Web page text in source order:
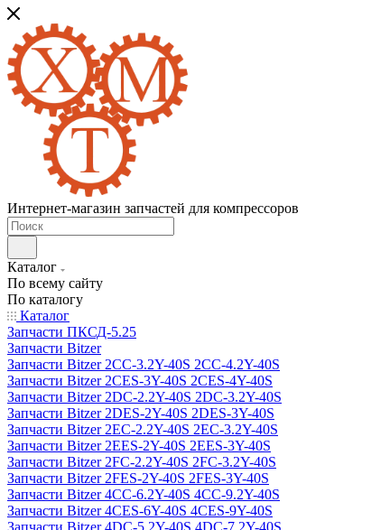
Интернет-магазин запчастей для компрессоров
Каталог
По всему сайту
По каталогу
Каталог
Запчасти ПКСД-5.25
Запчасти Bitzer
Запчасти Bitzer 2CC-3.2Y-40S 2CC-4.2Y-40S
Запчасти Bitzer 2CES-3Y-40S 2CES-4Y-40S
Запчасти Bitzer 2DC-2.2Y-40S 2DC-3.2Y-40S
Запчасти Bitzer 2DES-2Y-40S 2DES-3Y-40S
Запчасти Bitzer 2EC-2.2Y-40S 2EC-3.2Y-40S
Запчасти Bitzer 2EES-2Y-40S 2EES-3Y-40S
Запчасти Bitzer 2FC-2.2Y-40S 2FC-3.2Y-40S
Запчасти Bitzer 2FES-2Y-40S 2FES-3Y-40S
Запчасти Bitzer 4CC-6.2Y-40S 4CC-9.2Y-40S
Запчасти Bitzer 4CES-6Y-40S 4CES-9Y-40S
Запчасти Bitzer 4DC-5.2Y-40S 4DC-7.2Y-40S